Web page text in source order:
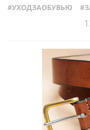
#УХОДЗАОБУВЬЮ